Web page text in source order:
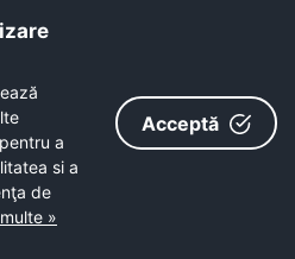
proba interviu
final concurs
proba interviu
a
si a
de
»
Acceptă